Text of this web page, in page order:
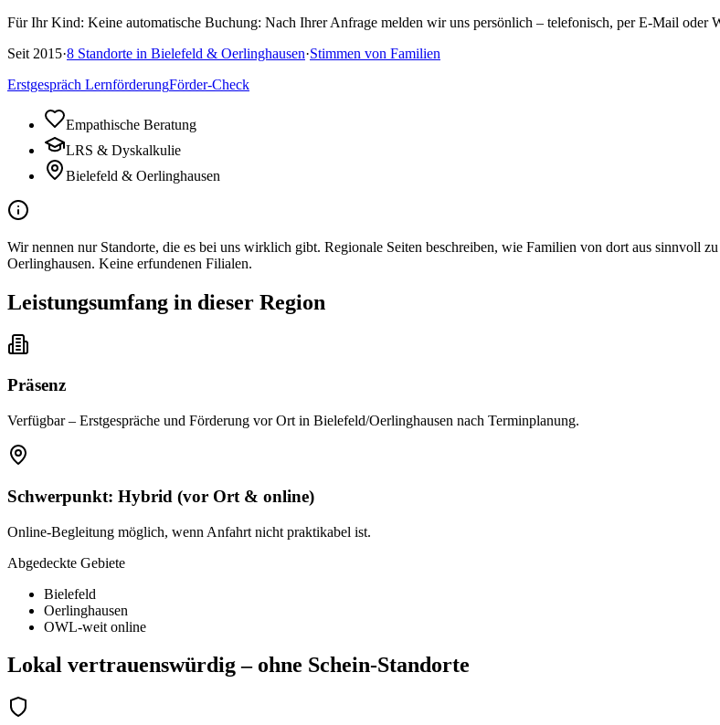
Für Ihr Kind: Keine automatische Buchung: Nach Ihrer Anfrage melden wir uns persönlich – telefonisch, per E-Mail
Seit 2015·8 Standorte in Bielefeld & Oerlinghausen·Stimmen von Familien
Erstgespräch LernförderungFörder-Check
Empathische Beratung
LRS & Dyskalkulie
Bielefeld & Oerlinghausen
Wir nennen nur Standorte, die es bei uns wirklich gibt. Regionale Seiten beschreiben, wie Familien von dort aus sinnvoll
Oerlinghausen. Keine erfundenen Filialen.
Leistungsumfang in dieser Region
Präsenz
Verfügbar– Erstgespräche und Förderung vor Ort in Bielefeld/Oerlinghausen nach Terminplanung.
Schwerpunkt: Hybrid (vor Ort & online)
Online-Begleitung möglich, wenn Anfahrt nicht praktikabel ist.
Abgedeckte Gebiete
Bielefeld
Oerlinghausen
OWL-weit online
Lokal vertrauenswürdig – ohne Schein-Standorte